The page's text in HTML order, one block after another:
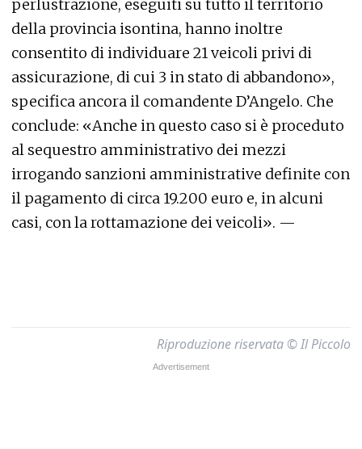
perlustrazione, eseguiti su tutto il territorio
della provincia isontina, hanno inoltre
consentito di individuare 21 veicoli privi di
assicurazione, di cui 3 in stato di abbandono»,
specifica ancora il comandente D’Angelo. Che
conclude: «Anche in questo caso si è proceduto
al sequestro amministrativo dei mezzi
irrogando sanzioni amministrative definite con
il pagamento di circa 19.200 euro e, in alcuni
casi, con la rottamazione dei veicoli». —
Riproduzione riservata © Il Piccolo